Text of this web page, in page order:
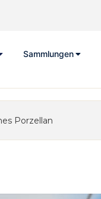
Sammlungen
Porzellan